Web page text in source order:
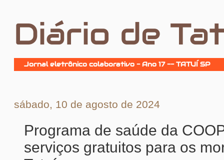
Diário de
Jornal eletrônico colaborativo - Ano 17 -- TATUÍ SP
sábado, 10 de agosto de 2024
Programa de saúde da
serviços gratuitos para os